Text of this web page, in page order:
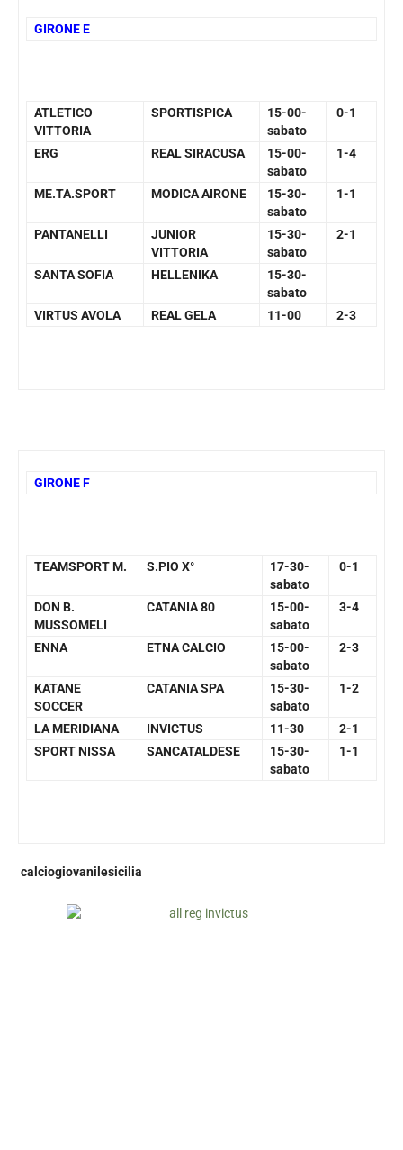
GIRONE E
ATLETICO
VITTORIA
SPORTISPICA
15-00-
sabato
0-1
ERG REAL SIRACUSA
15-00-
sabato
1-4
ME.TA.SPORT MODICA AIRONE
15-30-
sabato
1-1
PANTANELLI
JUNIOR
VITTORIA
15-30-
sabato
2-1
SANTA SOFIA HELLENIKA
15-30-
sabato
VIRTUS AVOLA
REAL GELA 11-00 2-3
GIRONE F
TEAMSPORT M. S.PIO X°
17-30-
sabato
0-1
DON B.
MUSSOMELI
CATANIA 80
15-00-
sabato
3-4
ENNA ETNA CALCIO
15-00-
sabato
2-3
KATANE
SOCCER
CATANIA SPA
15-30-
sabato
1-2
LA MERIDIANA INVICTUS 11-30
2-1
SPORT NISSA
SANCATALDESE
15-30-
sabato
1-1
calciogiovanilesicilia